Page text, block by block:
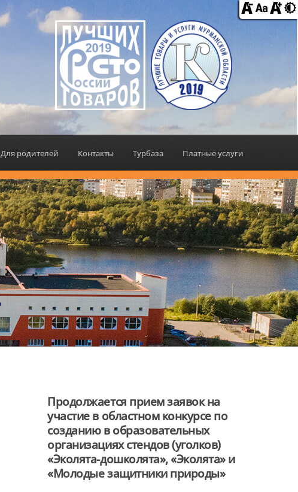
Для родителей Контакты Турбаза Платные услуги
Продолжается прием заявок на
участие в областном конкурсе по
созданию в образовательных
организациях стендов (уголков)
«Эколята-дошколята», «Эколята» и
«Молодые защитники природы»